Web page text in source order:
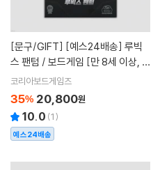
[문구/GIFT]
스 팬텀 / 보드게임 [만 8세 이상, 1
명]
코리아보드게임즈
35% 20,800원
10.0 (1)
예스24배송